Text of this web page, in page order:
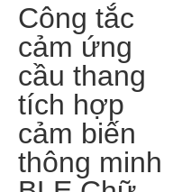
Công tắc
cảm ứng
cầu thang
tích hợp
cảm biến
thông minh